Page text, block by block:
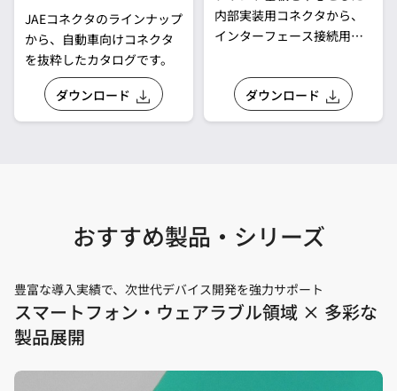
JAEコネクタのラインナップ
から、自動車向けコネクタ
を抜粋したカタログです。
ダウンロード
内部実装用コネクタから、
インターフェース接続用コ
お応えできる最適なコネク
タを抜粋し、一覧表化した
カタログです。
ダウンロード
おすすめ製品・シリーズ
豊富な導入実績で、次世代デバイス開発を強力サポート
スマートフォン・ウェアラブル領域 × 多彩な
製品展開